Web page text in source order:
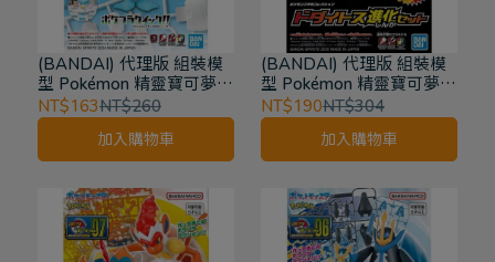
(BANDAI) 代理版 組裝模
型 Pokémon 精靈寶可夢
PLAMO收藏集收藏集 快組
版!! 潤水鴨 19
NT$163NT$260
加入購物車
(BANDAI) 代理版 組裝模
型 Pokémon 精靈寶可夢
PLAMO收藏集收藏集 精選
系列 土台龜 進化套組 8
NT$190NT$304
加入購物車